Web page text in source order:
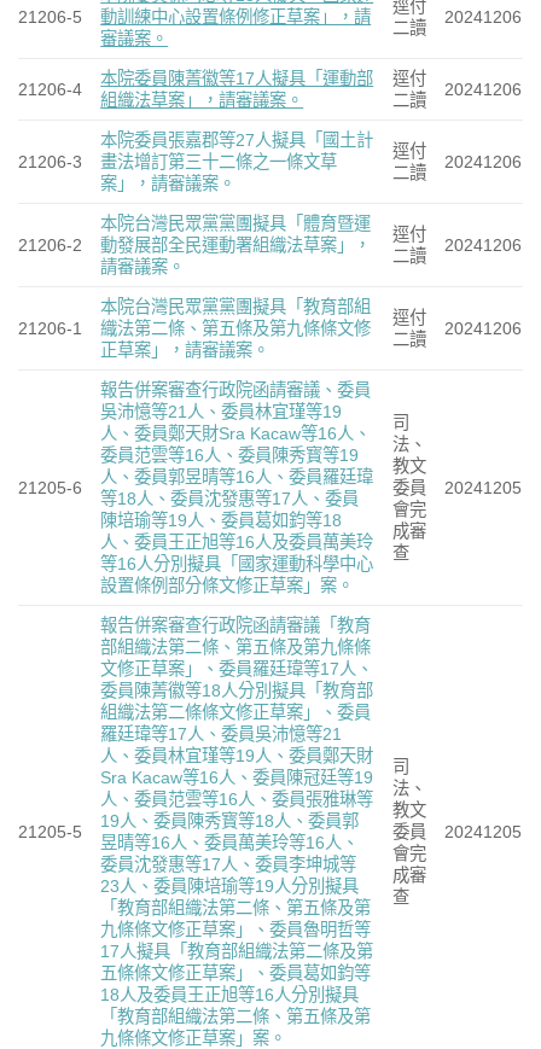
21206-5
動訓練中心設置條例修正草案」，請
審議案。
逕付
二讀
20241206
21206-4
本院委員陳菁徽等17人擬具「運動部
組織法草案」，請審議案。
逕付
二讀
20241206
21206-3
本院委員張嘉郡等27人擬具「國土計
畫法增訂第三十二條之一條文草
案」，請審議案。
逕付
二讀
20241206
21206-2
本院台灣民眾黨黨團擬具「體育暨運
動發展部全民運動署組織法草案」，
請審議案。
逕付
二讀
20241206
21206-1
本院台灣民眾黨黨團擬具「教育部組
織法第二條、第五條及第九條條文修
正草案」，請審議案。
逕付
二讀
20241206
21205-6
報告併案審查行政院函請審議、委員
吳沛憶等21人、委員林宜瑾等19
人、委員鄭天財Sra Kacaw等16人、
委員范雲等16人、委員陳秀寳等19
人、委員郭昱晴等16人、委員羅廷瑋
等18人、委員沈發惠等17人、委員
陳培瑜等19人、委員葛如鈞等18
人、委員王正旭等16人及委員萬美玲
等16人分別擬具「國家運動科學中心
設置條例部分條文修正草案」案。
司
法、
教文
委員
會完
成審
查
20241205
21205-5
報告併案審查行政院函請審議「教育
部組織法第二條、第五條及第九條條
文修正草案」、委員羅廷瑋等17人、
委員陳菁徽等18人分別擬具「教育部
組織法第二條條文修正草案」、委員
羅廷瑋等17人、委員吳沛憶等21
人、委員林宜瑾等19人、委員鄭天財
Sra Kacaw等16人、委員陳冠廷等19
人、委員范雲等16人、委員張雅琳等
19人、委員陳秀寳等18人、委員郭
昱晴等16人、委員萬美玲等16人、
委員沈發惠等17人、委員李坤城等
23人、委員陳培瑜等19人分別擬具
「教育部組織法第二條、第五條及第
九條條文修正草案」、委員魯明哲等
17人擬具「教育部組織法第二條及第
五條條文修正草案」、委員葛如鈞等
18人及委員王正旭等16人分別擬具
「教育部組織法第二條、第五條及第
九條條文修正草案」案。
司
法、
教文
委員
會完
成審
查
20241205